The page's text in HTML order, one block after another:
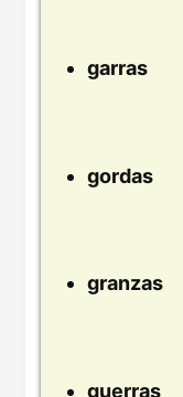
garras
gordas
granzas
guerras